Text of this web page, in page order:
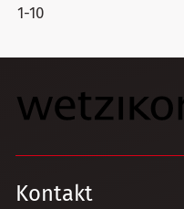
1-10
Kontakt